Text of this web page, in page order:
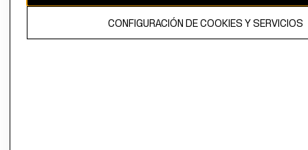
El contenido de esta página web está protegido por copyright y es
propiedad de H&M Hennes & Mauritz AB.CONFIGURACIÓN DE COOKIES Y SERVICIOS